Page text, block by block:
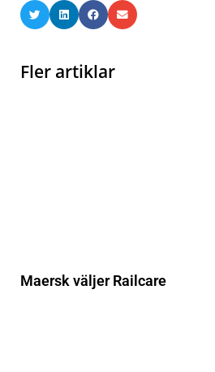
Fler artiklar
Maersk väljer Railcare